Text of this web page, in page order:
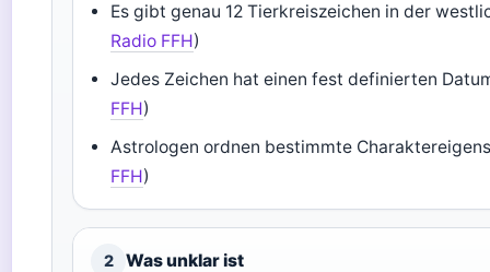
Es gibt genau 12 Tierkreiszeichen in der
Radio FFH)
Jedes Zeichen hat einen fest definierten
FFH)
Astrologen ordnen bestimmte
FFH)
2 Was unklar ist